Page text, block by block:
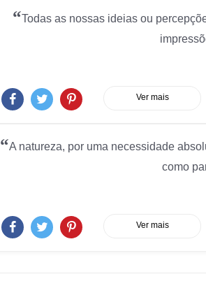
“Todas as nossas ideias ou
Ver mais
“A natureza, por uma necessidade
como
Ver mais